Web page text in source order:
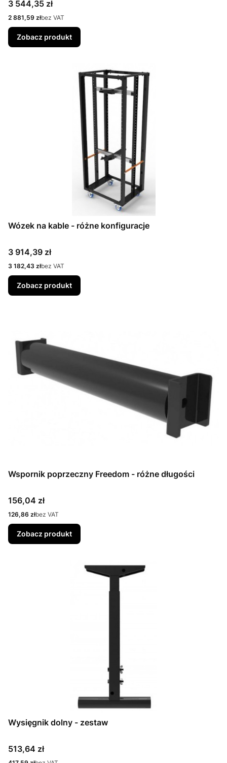
Cena
3 544,35 zł
Cena
2 881,59 złbez VAT
Zobacz produkt
Wózek na kable - różne konfiguracje
Cena
3 914,39 zł
Cena
3 182,43 złbez VAT
Zobacz produkt
Wspornik poprzeczny Freedom - różne długości
Cena
156,04 zł
Cena
126,86 złbez VAT
Zobacz produkt
Wysięgnik dolny - zestaw
Cena
513,64 zł